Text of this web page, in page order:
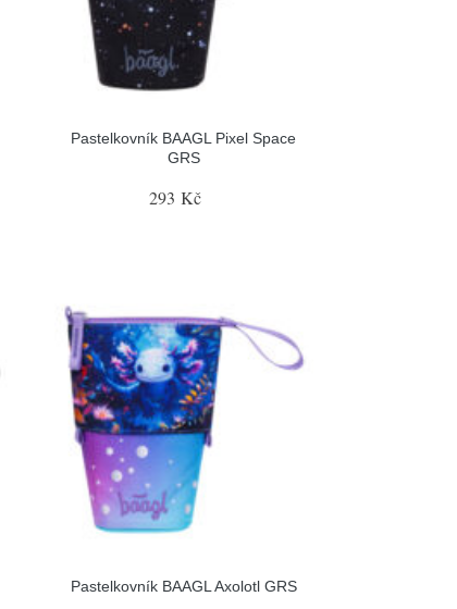
Pastelkovník BAAGL Pixel Space
GRS
293 Kč
Pastelkovník BAAGL Axolotl GRS